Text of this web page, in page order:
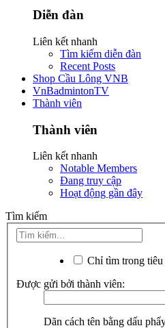
Diễn đàn
Liên kết nhanh
Tìm kiếm diễn đàn
Recent Posts
Shop Cầu Lông VNB
VnBadmintonTV
Thành viên
Thành viên
Liên kết nhanh
Notable Members
Đang truy cập
Hoạt động gần đây
Tìm kiếm
Chỉ tìm trong tiêu
Được gửi bởi thành viên:
Dãn cách tên bằng dấu